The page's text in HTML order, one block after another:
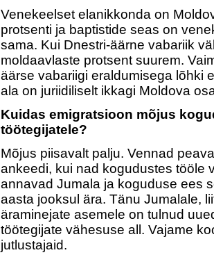
Venekeelset elanikkonda on
protsenti ja baptistide seas on
sama. Kui Dnestri-äärne vabariik
moldaavlaste protsent suurem.
äärse vabariigi eraldumisega lõhki
ala on juriidiliselt ikkagi Moldova
Kuidas emigratsioon mõjus
töötegijatele?
Mõjus piisavalt palju. Vennad
ankeedi, kui nad kogudustes tööle
annavad Jumala ja koguduse ees
aasta jooksul ära. Tänu Jumalale,
äraminejate asemele on tulnud
töötegijate vähesuse all. Vajame
jutlustajaid.